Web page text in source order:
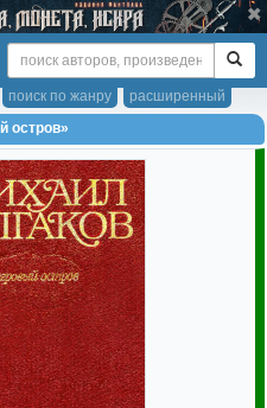
расширенный
поиск по жанру
остров»